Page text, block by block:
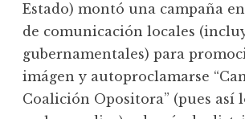
Estado) montó una campaña
de comunicación locales
gubernamentales) para
imágen y autoproclamarse
Coalición Opositora” (pues así